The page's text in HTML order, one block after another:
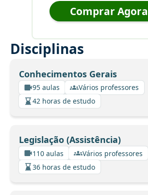
Comprar Agora
Disciplinas
Conhecimentos Gerais
95 aulas
Vários professores
42 horas de estudo
Legislação (Assistência)
110 aulas
Vários professores
36 horas de estudo